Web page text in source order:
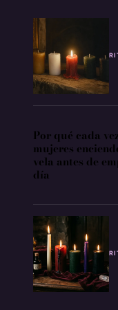
Por qué cada
mujeres
vela antes de
día